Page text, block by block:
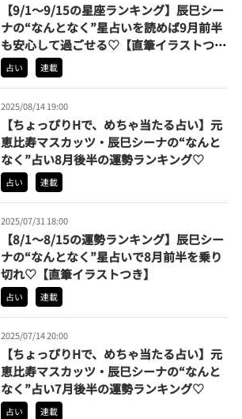
【9/1〜9/15の星座ランキング】辰巳シー
ナの“なんとなく”星占いを読めば9月前半
も安心して過ごせる♡【直筆イラストつ
き】
占い 連載
2025/08/14 19:00
【ちょっぴりHで、めちゃ当たる占い】元
恵比寿マスカッツ・辰巳シーナの“なんと
なく”占い8月後半の運勢ランキング♡
占い 連載
2025/07/31 18:00
【8/1〜8/15の運勢ランキング】辰巳シー
ナの“なんとなく”星占いで8月前半を乗り
切れ♡【直筆イラストつき】
占い 連載
2025/07/14 20:00
【ちょっぴりHで、めちゃ当たる占い】元
恵比寿マスカッツ・辰巳シーナの“なんと
なく”占い7月後半の運勢ランキング♡
占い 連載